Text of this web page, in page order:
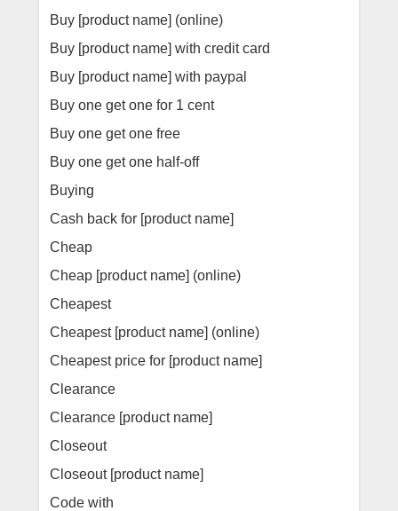
Buy [product name] (online)
Buy [product name] with credit card
Buy [product name] with paypal
Buy one get one for 1 cent
Buy one get one free
Buy one get one half-off
Buying
Cash back for [product name]
Cheap
Cheap [product name] (online)
Cheapest
Cheapest [product name] (online)
Cheapest price for [product name]
Clearance
Clearance [product name]
Closeout
Closeout [product name]
Code with